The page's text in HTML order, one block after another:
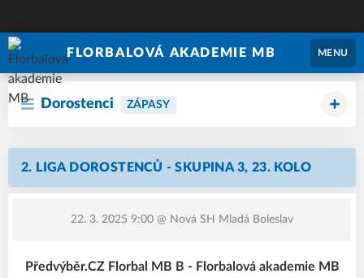
FLORBALOVÁ AKADEMIE MB MENU
Dorostenci ZÁPASY
2. LIGA DOROSTENCŮ - SKUPINA 3, 23. KOLO
22. 3. 2025 9:00 @ Nová SH Mladá Boleslav
Předvýběr.CZ Florbal MB B - Florbalová akademie MB